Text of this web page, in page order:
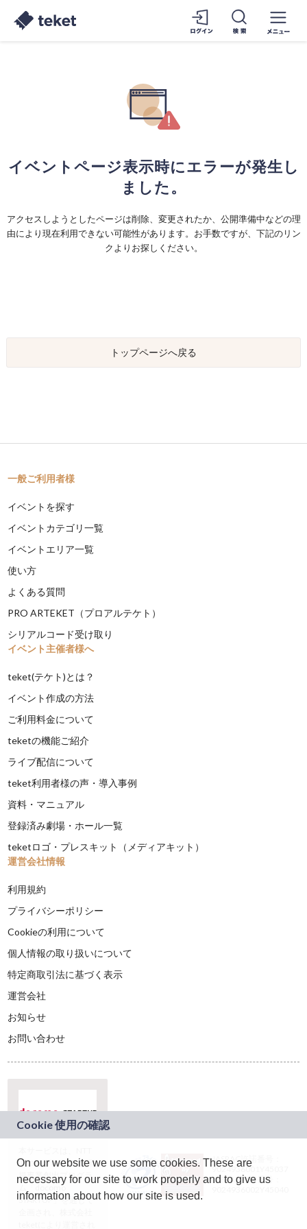
イベントページ表示時にエラーが発生し
ました。
アクセスしようとしたページは削除、変更されたか、公開準備中などの理
由により現在利用できない可能性があります。お手数ですが、下記のリン
クよりお探しください。
トップページへ戻る
一般ご利用者様
イベントを探す
イベントカテゴリ一覧
イベントエリア一覧
使い方
よくある質問
PRO ARTEKET（プロアルテケト）
シリアルコード受け取り
イベント主催者様へ
teket(テケト)とは？
イベント作成の方法
ご利用料金について
teketの機能ご紹介
ライブ配信について
teket利用者様の声・導入事例
資料・マニュアル
登録済み劇場・ホール一覧
teketロゴ・プレスキット（メディアキット）
運営会社情報
利用規約
プライバシーポリシー
Cookieの利用について
個人情報の取り扱いについて
特定商取引法に基づく表示
運営会社
お知らせ
お問い合わせ
ドコモグループの新
規事業創出プログラ
ム「docomo
STARTUP」を通じて
JASRAC許諾番号：
9024936001Y45037
JASRAC許諾番号：
On our website we use some cookies. These are
necessary for our site to work properly and to give us
information about how our site is used.